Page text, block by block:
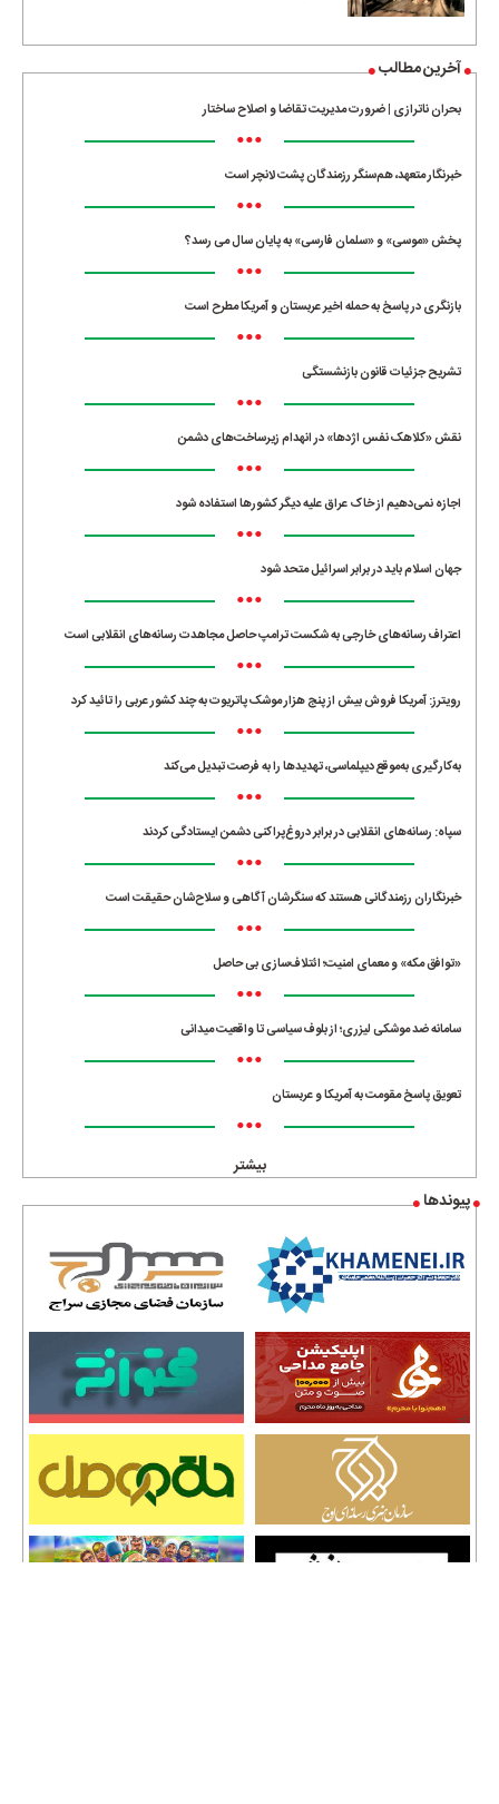
آخرین مطالب
بحران ناترازی | ضرورت مدیریت تقاضا و اصلاح ساختار
•••
خبرنگار متعهد، هم‌سنگر رزمندگان پشت لانچر است
•••
پخش «موسی» و «سلمان فارسی» به پایان سال می رسد؟
•••
بازنگری در پاسخ به حمله اخیر عربستان و آمریکا مطرح است
•••
تشریح جزئیات قانون بازنشستگی
•••
نقش «کلاهک نفس اژدها» در انهدام زیرساخت‌های دشمن
•••
اجازه نمی‌دهیم از خاک عراق علیه دیگر کشورها استفاده شود
•••
جهان اسلام باید در برابر اسرائیل متحد شود
•••
اعتراف رسانه‌های خارجی به شکست ترامپ حاصل مجاهدت رسانه‌های انقلابی است
•••
رویترز: آمریکا فروش بیش از پنج هزار موشک پاتریوت به چند کشور عربی را تائید کرد
•••
به‌کارگیری به‌موقع دیپلماسی، تهدیدها را به فرصت تبدیل می‌کند
•••
سپاه: رسانه‌های انقلابی در برابر دروغ‌پراکنی دشمن ایستادگی کردند
•••
خبرنگاران رزمندگانی هستند که سنگرشان آگاهی و سلاح‌شان حقیقت است
•••
«توافق مکه» و معمای امنیت؛ ائتلاف‌سازی بی حاصل
•••
سامانه ضد موشکی لیزری؛ از بلوف سیاسی تا واقعیت میدانی
•••
تعویق پاسخ مقومت به آمریکا و عربستان
•••
بیشتر
پیوندها